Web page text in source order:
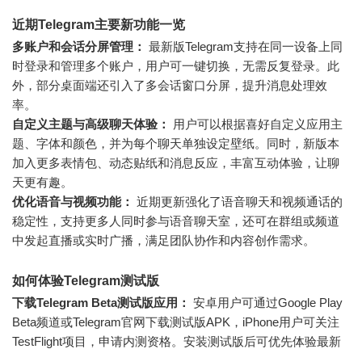
近期Telegram主要新功能一览
多账户和会话分屏管理： 最新版Telegram支持在同一设备上同
时登录和管理多个账户，用户可一键切换，无需反复登录。此
外，部分桌面端还引入了多会话窗口分屏，提升消息处理效
率。
自定义主题与高级聊天体验：
用户可以根据喜好自定义应用主
题、字体和颜色，并为每个聊天单独设定壁纸。同时，新版本
加入更多表情包、动态贴纸和消息反应，丰富互动体验，让聊
天更有趣。
优化语音与视频功能： 近期更新强化了语音聊天和视频通话的
稳定性，支持更多人同时参与语音聊天室，还可在群组或频道
中发起直播或实时广播，满足团队协作和内容创作需求。
如何体验Telegram测试版
下载Telegram Beta测试版应用： 安卓用户可通过Google Play
Beta频道或Telegram官网下载测试版APK，iPhone用户可关注
TestFlight项目，申请内测资格。安装测试版后可优先体验最新